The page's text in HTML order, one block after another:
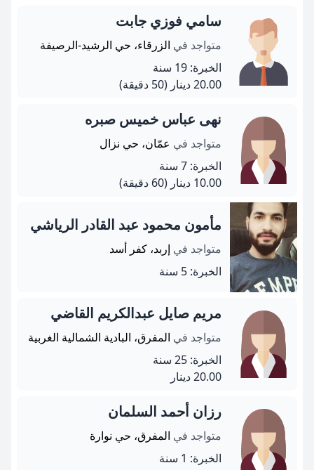
سامي فوزي جابت
متواجد في الزرقاء، حي الرشيد-الرصيفة
الخبرة: 19 سنة
20.00 دينار
(50 دقيقة)
نهى عباس خميس صبره
متواجد في عمّان، حي نزال
الخبرة: 7 سنة
10.00 دينار
(60 دقيقة)
مأمون محمود عبد القادر الرياشي
متواجد في إربد، كفر أسد
الخبرة: 5 سنة
مريم صايل عبدالكريم القاضي
متواجد في المفرق، البادية الشمالية الغربية
الخبرة: 25 سنة
20.00 دينار
رزان أحمد السلمان
متواجد في المفرق، حي نوارة
الخبرة: 1 سنة